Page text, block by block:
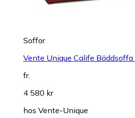
Soffor
Vente Unique Calife
fr.
4 580 kr
hos Vente-Unique